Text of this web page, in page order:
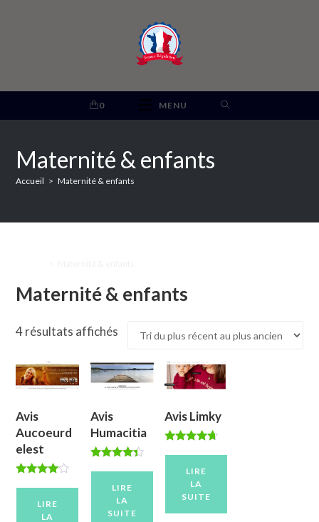
0 MENU
Maternité & enfants
Accueil > Maternité & enfants
Maternité & enfants
4 résultats affichés
plus
récent
ancien
Avis
Aucoeurd
elest
sur 5LIRE
LA
Avis
Humacitia
sur 5LIRE
LA
SUITE
Avis Limky
sur 5LIRE
LA
SUITE